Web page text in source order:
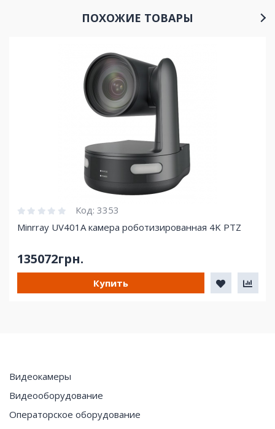
ПОХОЖИЕ ТОВАРЫ
Код: 3353
Minrray UV401A камера роботизированная 4K PTZ
135072грн.
Купить
Видеокамеры
Видеооборудование
Операторское оборудование